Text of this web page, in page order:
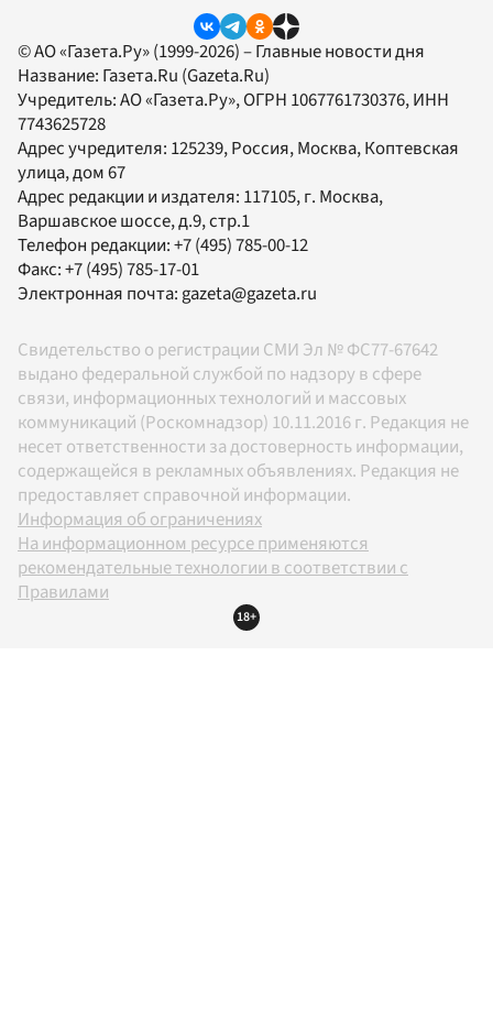
© АО «Газета.Ру» (1999-2026) – Главные новости дня
Название: Газета.Ru (Gazeta.Ru)
Учредитель:АО «Газета.Ру», ОГРН 1067761730376, ИНН
7743625728
Адрес учредителя: 125239, Россия, Москва, Коптевская
улица, дом 67
Адрес редакции и издателя: 117105, г. Москва,
Варшавское шоссе, д.9, стр.1
Телефон редакции:+7 (495) 785-00-12
Факс:+7 (495) 785-17-01
Электронная почта:gazeta@gazeta.ru
Свидетельство о регистрации СМИ Эл № ФС77-67642
выдано федеральной службой по надзору в сфере
связи, информационных технологий и массовых
коммуникаций (Роскомнадзор) 10.11.2016 г. Редакция не
несет ответственности за достоверность информации,
содержащейся в рекламных объявлениях. Редакция не
предоставляет справочной информации.
Информация об ограничениях
На информационном ресурсе применяются
рекомендательные технологии в соответствии с
Правилами
18+